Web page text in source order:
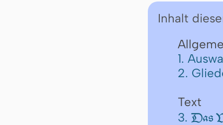
Inhalt
1.
2.
Text
3. Das